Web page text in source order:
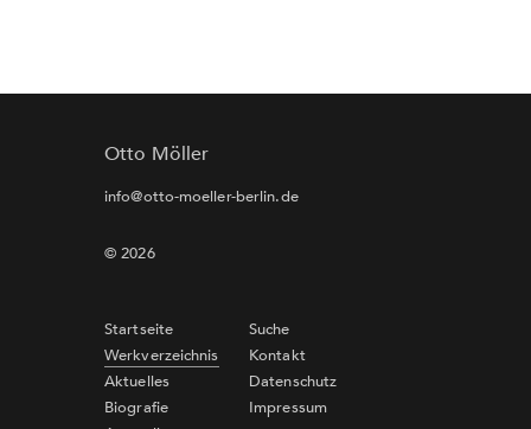
Otto Möller
info@otto-moeller-berlin.de
© 2026
Startseite
Werkverzeichnis
Aktuelles
Biografie
Suche
Kontakt
Datenschutz
Impressum